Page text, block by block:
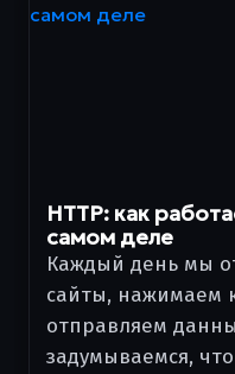
HTTP: как
самом деле
Каждый день мы
сайты, нажимаем
отправляем
задумываемся,